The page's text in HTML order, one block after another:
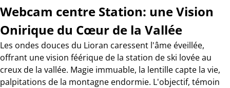
Webcam centre Station: une Vision
Onirique du Cœur de la Vallée
Les ondes douces du Lioran caressent l'âme éveillée,
offrant une vision féérique de la station de ski lovée au
creux de la vallée. Magie immuable, la lentille capte la vie,
palpitations de la montagne endormie. L'objectif, témoin